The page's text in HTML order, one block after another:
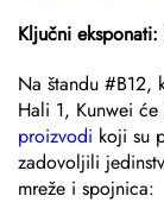
Ključni eksponati:
Na štandu #B12,
Hali 1, Kunwei
proizvodi koji su
zadovoljili
mreže i spojnica: